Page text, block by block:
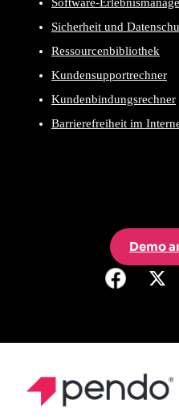
Sicherheit und
Ressourcenbibliothek
Kundensupportrechner
Kundenbindungsrechner
Barrierefreiheit im
Demo